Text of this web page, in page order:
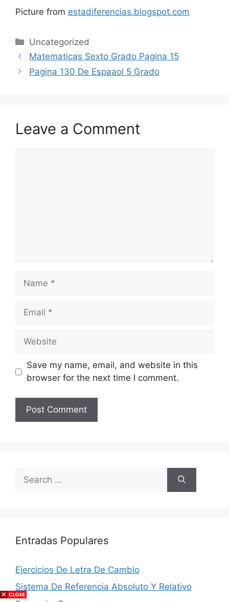
Picture from estadiferencias.blogspot.com
Categories
Uncategorized
Matematicas Sexto Grado Pagina 15
Pagina 130 De Espaaol 5 Grado
Leave a Comment
Name
Email
Website
Save my name, email, and website in this
browser for the next time I comment.
for:
Entradas Populares
Ejercicios De Letra De Cambio
Sistema De Referencia Absoluto Y Relativo